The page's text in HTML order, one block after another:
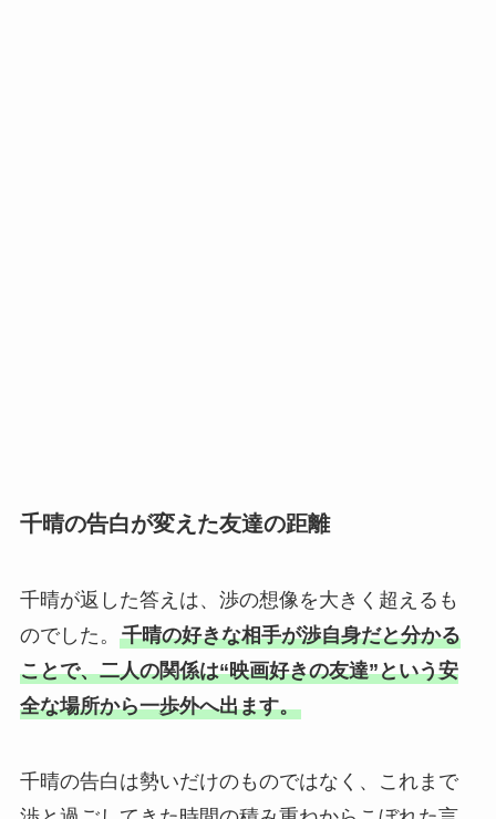
千晴の告白が変えた友達の距離
千晴が返した答えは、渉の想像を大きく超えるも
のでした。 千晴の好きな相手が渉自身だと分かる
ことで、二人の関係は“映画好きの友達”という安
全な場所から一歩外へ出ます。
千晴の告白は勢いだけのものではなく、これまで